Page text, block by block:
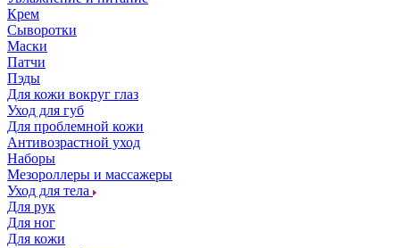
Крем
Сыворотки
Маски
Патчи
Пэды
Для кожи вокруг глаз
Уход для губ
Для проблемной кожи
Антивозрастной уход
Наборы
Мезороллеры и массажеры
Уход для тела
Для рук
Для ног
Для кожи